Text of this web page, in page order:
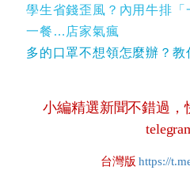
學生省錢歪風？內用牛排
一餐…店家氣瘋
多的口罩不想領怎麼辦？
小編精選新聞不錯過，
台灣版 https://